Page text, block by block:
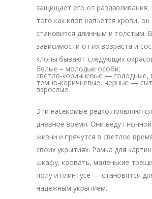
защищает его от раздавливания.
того как клоп напьется крови, он
становится длинным и толстым. В
зависимости от их возраста и
клопы бывают следующих
белые – молодые особи;
светло-коричневые — голодные,
темно-коричневые, черные —
взрослые.
Эти насекомые редко
дневное время. Они ведут
жизни и прячутся в светлое
своих укрытиях. Рамка для
шкафу, кровать, маленькие
полу и плинтусе — становятся
надежным укрытием.